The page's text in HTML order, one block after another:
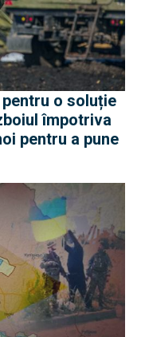
o soluție
împotriva
pentru a pune